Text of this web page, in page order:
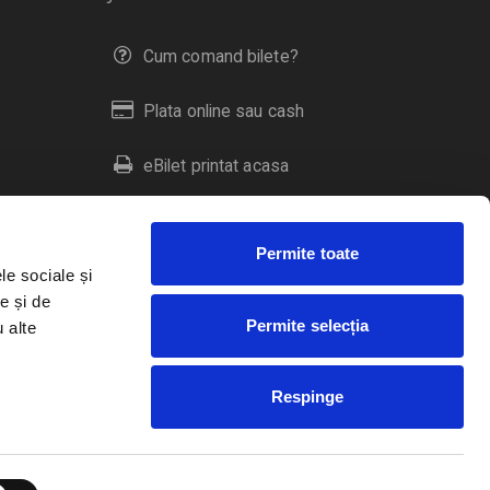
sociale și
și de
alte
Permite toate
Permite selecția
Respinge
Cum comand bilete?
Plata online sau cash
eBilet printat acasa
Livrare prin curier
Duplicare bilete